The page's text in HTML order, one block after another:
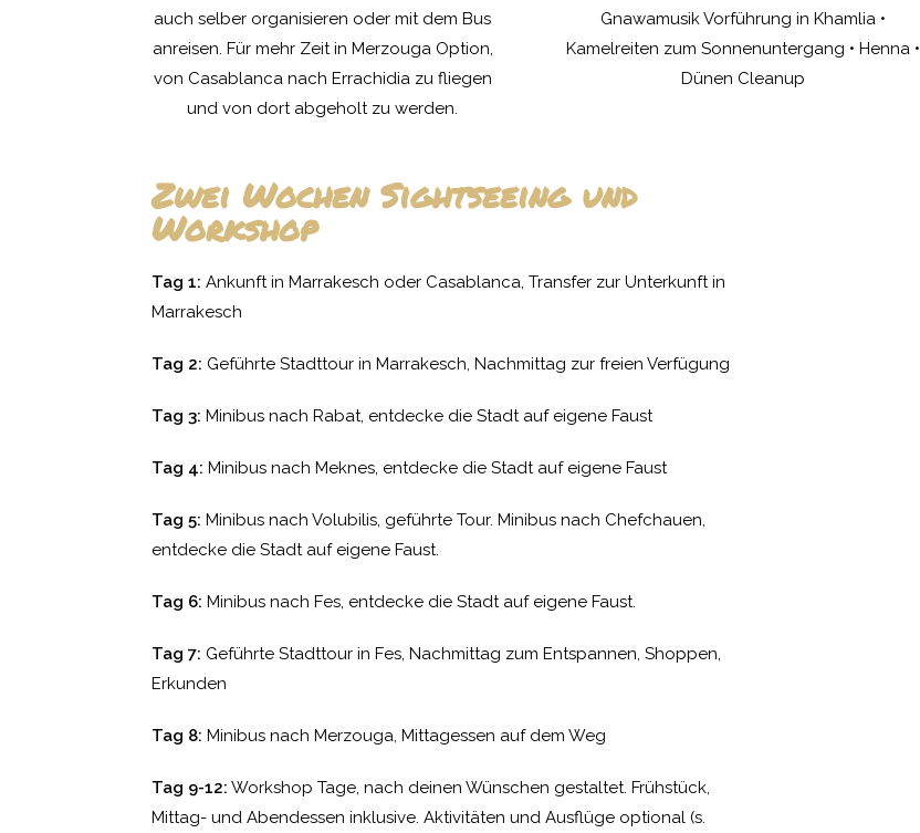
auch selber organisieren oder mit dem Bus
anreisen. Für mehr Zeit in Merzouga Option,
von Casablanca nach Errachidia zu fliegen
und von dort abgeholt zu werden.
Gnawamusik Vorführung in Khamlia •
Kamelreiten zum Sonnenuntergang • Henna •
Dünen Cleanup
Zwei Wochen Sightseeing und
Workshop
Tag 1: Ankunft in Marrakesch oder Casablanca, Transfer zur Unterkunft in
Marrakesch
Tag 2: Geführte Stadttour in Marrakesch, Nachmittag zur freien Verfügung
Tag 3: Minibus nach Rabat, entdecke die Stadt auf eigene Faust
Tag 4: Minibus nach Meknes, entdecke die Stadt auf eigene Faust
Tag 5: Minibus nach Volubilis, geführte Tour. Minibus nach Chefchauen,
entdecke die Stadt auf eigene Faust.
Tag 6: Minibus nach Fes, entdecke die Stadt auf eigene Faust.
Tag 7: Geführte Stadttour in Fes, Nachmittag zum Entspannen, Shoppen,
Erkunden
Tag 8: Minibus nach Merzouga, Mittagessen auf dem Weg
Tag 9-12: Workshop Tage, nach deinen Wünschen gestaltet. Frühstück,
Mittag- und Abendessen inklusive. Aktivitäten und Ausflüge optional (s.